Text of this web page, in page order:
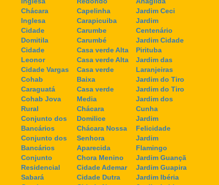
Chácara
Inglesa
Cidade
Domitila
Cidade
Leonor
Cidade Vargas
Cohab
Caraguatá
Cohab Jova
Rural
Conjunto dos
Bancários
Conjunto dos
Bancários
Conjunto
Residencial
Sabará
Capelinha
Carapicuiba
Carumbe
Carumbé
Casa verde Alta
Casa verde Alta
Casa verde
Baixa
Casa verde
Media
Chácara
Domilice
Chácara Nossa
Senhora
Aparecida
Chora Menino
Cidade Ademar
Cidade Dutra
Jardim Ceci
Jardim
Centenário
Jardim Cidade
Pirituba
Jardim das
Laranjeiras
Jardim do Tiro
Jardim do Tiro
Jardim dos
Cunha
Jardim
Felicidade
Jardim
Flamingo
Jardim Guançã
Jardim Guapira
Jardim Ibéria